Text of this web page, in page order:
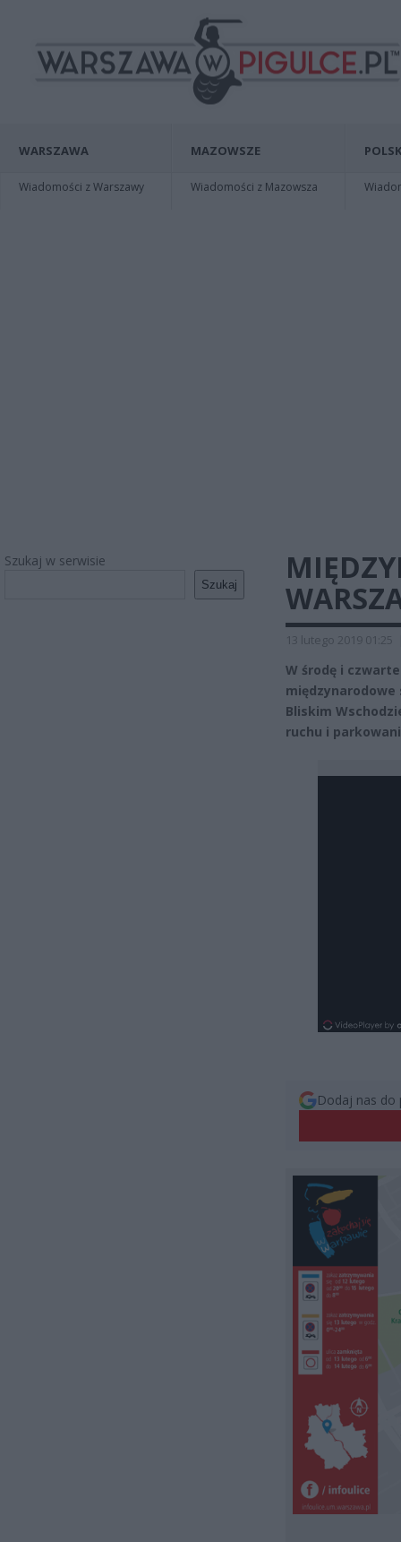
WARSZAWA
Wiadomości z Warszawy
MAZOWSZE
Wiadomości z Mazowsza
Szukaj w serwisie
Szukaj
13 lutego 2019 01:25
W środę i
Bliskim
ruchu i
Dodaj nas do